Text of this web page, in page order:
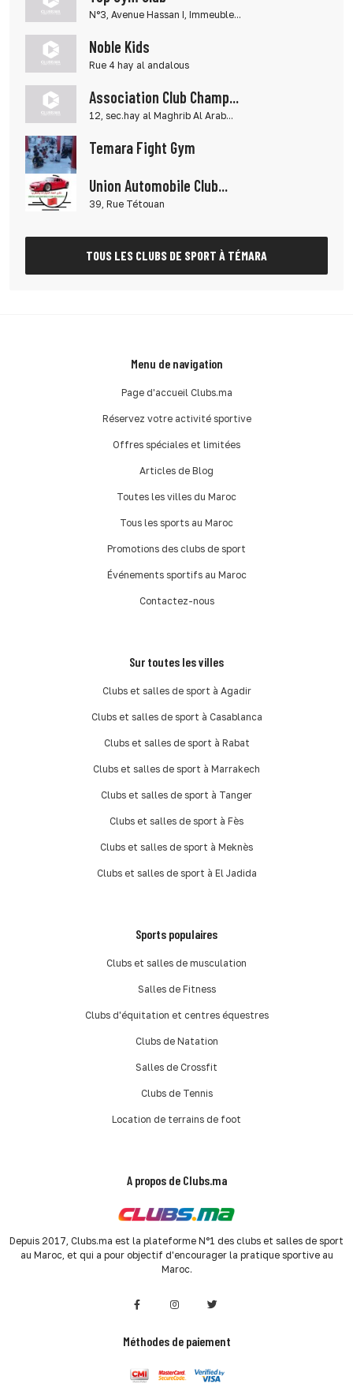
N°3, Avenue Hassan I, Immeuble...
Noble Kids
Rue 4 hay al andalous
Association Club Champ...
12, sec.hay al Maghrib Al Arab...
Temara Fight Gym
Union Automobile Club...
39, Rue Tétouan
TOUS LES CLUBS DE SPORT À TÉMARA
Menu de navigation
Page d'accueil Clubs.ma
Réservez votre activité sportive
Offres spéciales et limitées
Articles de Blog
Toutes les villes du Maroc
Tous les sports au Maroc
Promotions des clubs de sport
Événements sportifs au Maroc
Contactez-nous
Sur toutes les villes
Clubs et salles de sport à Agadir
Clubs et salles de sport à Casablanca
Clubs et salles de sport à Rabat
Clubs et salles de sport à Marrakech
Clubs et salles de sport à Tanger
Clubs et salles de sport à Fès
Clubs et salles de sport à Meknès
Clubs et salles de sport à El Jadida
Sports populaires
Clubs et salles de musculation
Salles de Fitness
Clubs d'équitation et centres équestres
Clubs de Natation
Salles de Crossfit
Clubs de Tennis
Location de terrains de foot
A propos de Clubs.ma
Depuis 2017, Clubs.ma est la plateforme N°1 des clubs et salles de sport
au Maroc, et qui a pour objectif d'encourager la pratique sportive au
Maroc.
Méthodes de paiement